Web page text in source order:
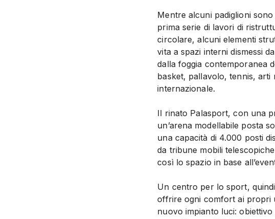
Mentre alcuni padiglioni
prima serie di lavori di
circolare, alcuni elementi
vita a spazi interni dismessi
dalla foggia contemporanea
basket, pallavolo, tennis, arti
internazionale.
Il rinato Palasport, con una
un’arena modellabile posta
una capacità di 4.000 posti
da tribune mobili
così lo spazio in base
Un centro per lo sport,
offrire ogni comfort ai propri
nuovo impianto luci: